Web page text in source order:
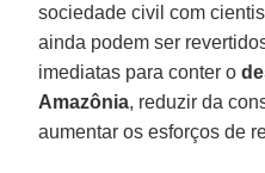
sociedade civil com
ainda podem ser
imediatas para conter o
Amazônia, reduzir da
aumentar os esforços de